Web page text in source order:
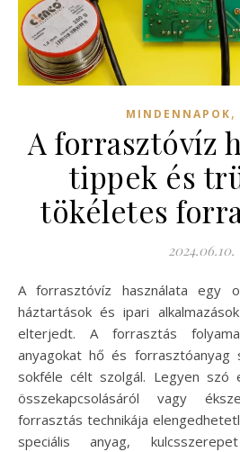
MINDENNAPOK,
A forrasztóvíz
tippek és
tökéletes
2024.06.10.
A forrasztóvíz használata egy olyan terület, amely a
háztartások és ipari
elterjedt. A forrasztás
anyagokat hő és forrasztóanyag
sokféle célt szolgál. Legyen szó
összekapcsolásáról vagy
forrasztás technikája
speciális anyag,